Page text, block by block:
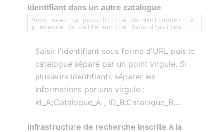
Identifiant dans un autre catalogue
Saisir l'identifiant sous forme d'URL puis le
catalogue séparé par un point virgule. Si
plusieurs identifiants séparer les
informations par une virgule :
id_A;Catalogue_A , ID_B;Catalogue_B,...
Infrastructure de recherche inscrite à la